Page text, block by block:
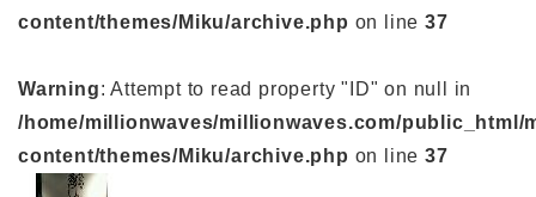
content/themes/Miku/archive.php on line37
Warning: Attempt to read property "ID" on null in
/home/millionwaves/millionwaves.com/public_html/
content/themes/Miku/archive.php on line37